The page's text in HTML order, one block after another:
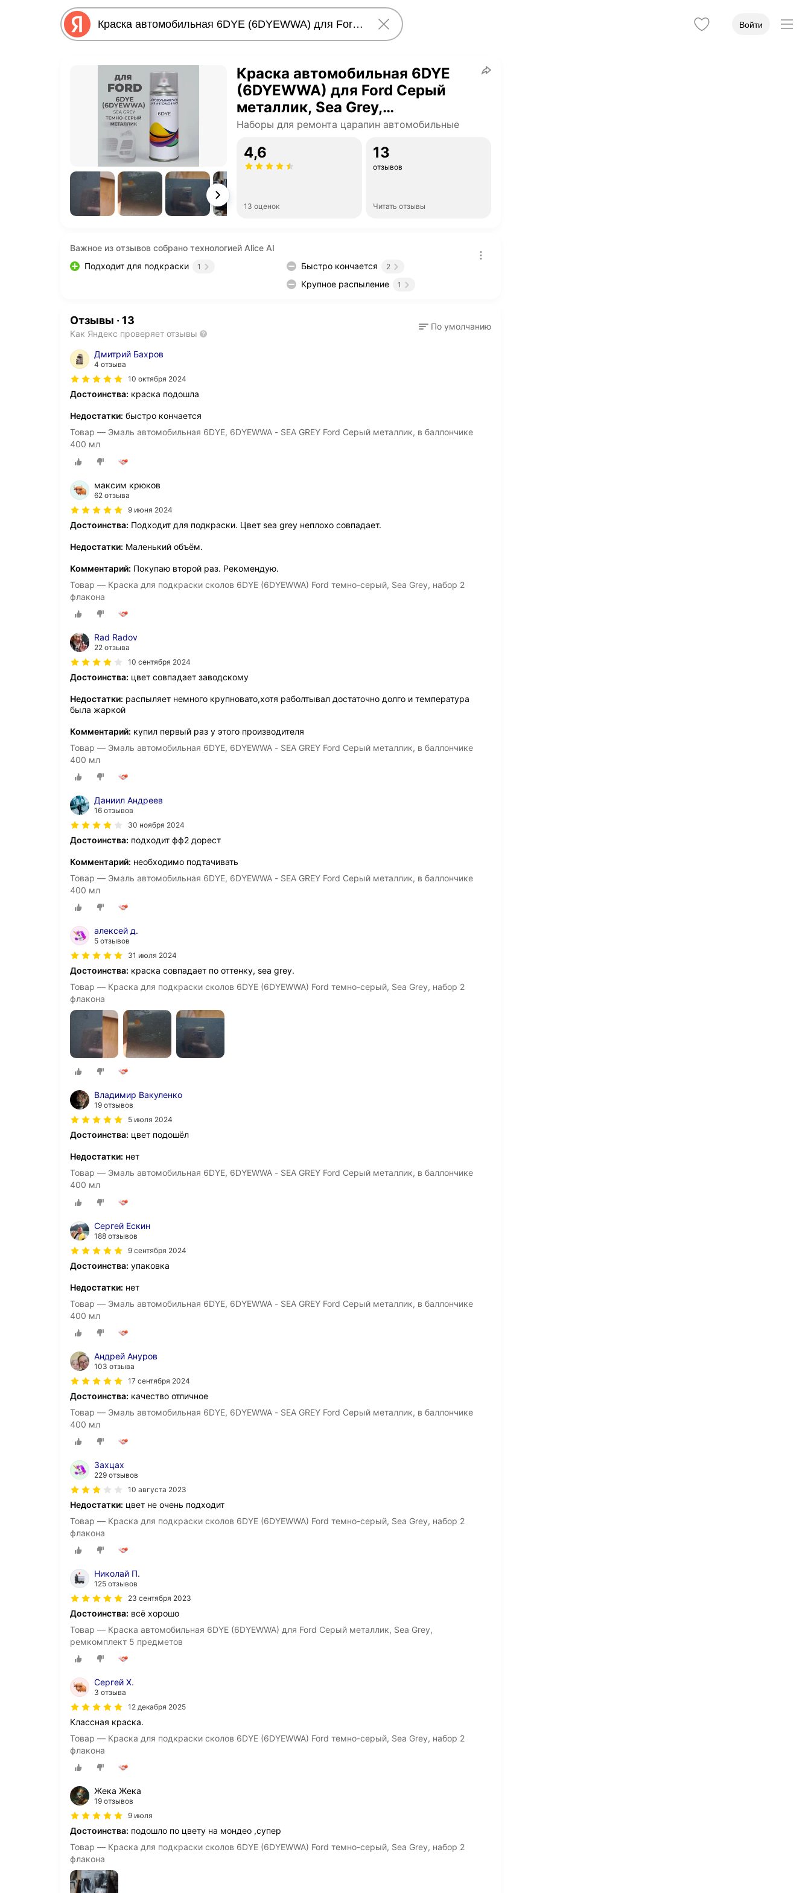
Войти
Краска автомобильная 6DYE
(6DYEWWA) для Ford Серый
металлик, Sea Grey,
ремкомплект 5 предметов
Наборы для ремонта царапин автомобильные
4,6
13 оценок
13
отзывов
Читать отзывы
Важное из отзывов собрано технологией Alice AI
Подходит для подкраски
1 Быстро кончается 2
Крупное распыление 1
Отзывы · 13
Как Яндекс проверяет отзывы
По умолчанию
Дмитрий Бахров
4 отзыва
10 октября 2024
Достоинства: краска подошла
Недостатки: быстро кончается
Товар — Эмаль автомобильная 6DYE, 6DYEWWA - SEA GREY Ford Серый металлик, в баллончике
400 мл
максим крюков
62 отзыва
9 июня 2024
Достоинства: Подходит для подкраски. Цвет sea grey неплохо совпадает.
Недостатки: Маленький объём.
Комментарий: Покупаю второй раз. Рекомендую.
Товар — Краска для подкраски сколов 6DYE (6DYEWWA) Ford темно-серый, Sea Grey, набор 2
флакона
Rad Radov
22 отзыва
10 сентября 2024
Достоинства: цвет совпадает заводскому
Недостатки: распыляет немного крупновато,хотя раболтывал достаточно долго и температура
была жаркой
Комментарий: купил первый раз у этого производителя
Товар — Эмаль автомобильная 6DYE, 6DYEWWA - SEA GREY Ford Серый металлик, в баллончике
400 мл
Даниил Андреев
16 отзывов
30 ноября 2024
Достоинства: подходит фф2 дорест
Комментарий: необходимо подтачивать
Товар — Эмаль автомобильная 6DYE, 6DYEWWA - SEA GREY Ford Серый металлик, в баллончике
400 мл
алексей д.
5 отзывов
31 июля 2024
Достоинства: краска совпадает по оттенку, sea grey.
Товар — Краска для подкраски сколов 6DYE (6DYEWWA) Ford темно-серый, Sea Grey, набор 2
флакона
Владимир Вакуленко
19 отзывов
5 июля 2024
Достоинства: цвет подошёл
Недостатки: нет
Товар — Эмаль автомобильная 6DYE, 6DYEWWA - SEA GREY Ford Серый металлик, в баллончике
400 мл
Сергей Ескин
188 отзывов
9 сентября 2024
Достоинства: упаковка
Недостатки: нет
Товар — Эмаль автомобильная 6DYE, 6DYEWWA - SEA GREY Ford Серый металлик, в баллончике
400 мл
Андрей Ануров
103 отзыва
17 сентября 2024
Достоинства: качество отличное
Товар — Эмаль автомобильная 6DYE, 6DYEWWA - SEA GREY Ford Серый металлик, в баллончике
400 мл
Захцах
229 отзывов
10 августа 2023
Недостатки: цвет не очень подходит
Товар — Краска для подкраски сколов 6DYE (6DYEWWA) Ford темно-серый, Sea Grey, набор 2
флакона
Николай П.
125 отзывов
23 сентября 2023
Достоинства: всё хорошо
Товар — Краска автомобильная 6DYE (6DYEWWA) для Ford Серый металлик, Sea Grey,
ремкомплект 5 предметов
Сергей Х.
3 отзыва
12 декабря 2025
Классная краска.
Товар — Краска для подкраски сколов 6DYE (6DYEWWA) Ford темно-серый, Sea Grey, набор 2
флакона
Жека Жека
19 отзывов
9 июля
Достоинства: подошло по цвету на мондео ,супер
Товар — Краска для подкраски сколов 6DYE (6DYEWWA) Ford темно-серый, Sea Grey, набор 2
флакона